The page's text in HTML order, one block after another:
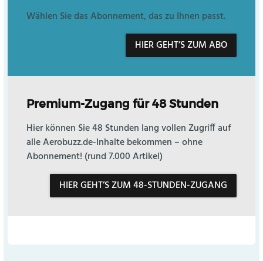
Wählen Sie das Abonnement, das zu Ihnen passt.
HIER GEHT’S ZUM ABO
Premium-Zugang für 48 Stunden
Hier können Sie 48 Stunden lang vollen Zugriff auf
alle Aerobuzz.de-Inhalte bekommen – ohne
Abonnement! (rund 7.000 Artikel)
HIER GEHT’S ZUM 48-STUNDEN-ZUGANG